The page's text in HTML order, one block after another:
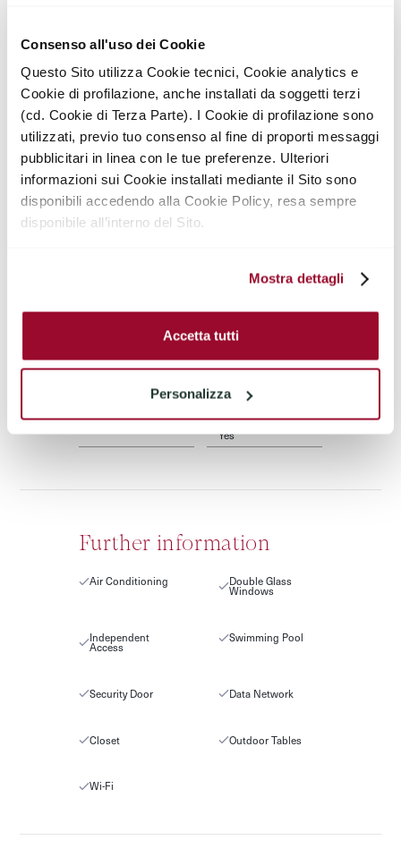
Consenso all'uso dei Cookie
Questo Sito utilizza Cookie tecnici, Cookie analytics e
Cookie di profilazione, anche installati da soggetti terzi
(cd. Cookie di Terza Parte). I Cookie di profilazione sono
utilizzati, previo tuo consenso al fine di proporti messaggi
pubblicitari in linea con le tue preferenze. Ulteriori
informazioni sui Cookie installati mediante il Sito sono
disponibili accedendo alla Cookie Policy, resa sempre
disponibile all’interno del Sito.
Mostra dettagli
Accetta tutti
Personalizza
Services
AIR CONDITIONING
Yes
AC SYSTEM
Ducted Air
Conditioning
LIFT EMERGENCY 24/7
PERMANENT STAFF
Yes
END CLEANING
Yes
WEEKLY CLEENING
Yes
CHEF AVAILABLE
Yes
WI FI
Yes
Further information
Air Conditioning Double Glass
Windows
Independent
Access
Swimming Pool
Security Door Data Network
Closet Outdoor Tables
Wi-Fi